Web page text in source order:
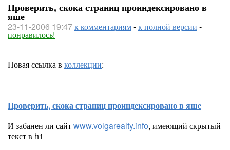
Проверить, скока страниц проиндексировано в
яше
23-11-2006 19:47к комментариям-к полной версии -
понравилось!
Новая ссылка в коллекции:
Проверить, скока страниц проиндексировано в яше
И забанен ли сайтwww.volgarealty.info, имеющий скрытый
текст в h1